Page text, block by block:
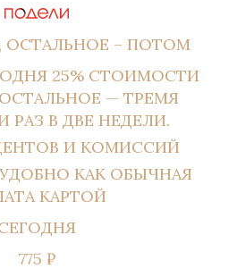
ОСТАЛЬНОЕ – ПОТОМ
25% СТОИМОСТИ
— ТРЕМЯ
РАЗ В ДВЕ НЕДЕЛИ.
И КОМИССИЙ
КАК ОБЫЧНАЯ
КАРТОЙ
775 ₽